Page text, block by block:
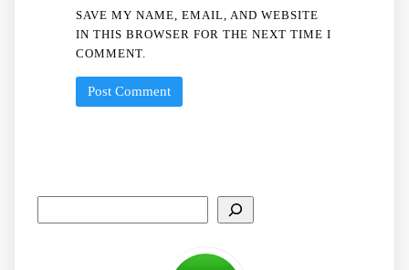
SAVE MY NAME, EMAIL, AND WEBSITE
IN THIS BROWSER FOR THE NEXT TIME I
COMMENT.